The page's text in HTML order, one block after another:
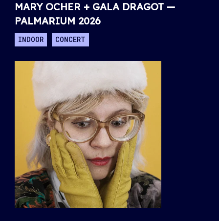
MARY OCHER + GALA DRAGOT —
PALMARIUM 2026
INDOOR CONCERT